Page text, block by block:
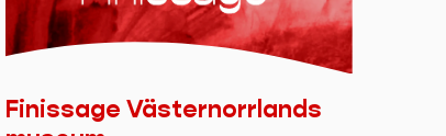
Finissage Västernorrlands